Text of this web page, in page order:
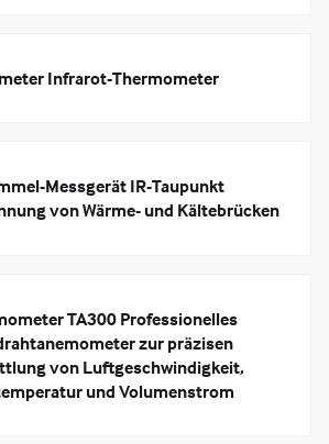
Infrarot-Thermometer
Messgerät IR-Taupunkt
von Wärme- und Kältebrücken
TA300 Professionelles
zur präzisen
von Luftgeschwindigkeit,
und Volumenstrom